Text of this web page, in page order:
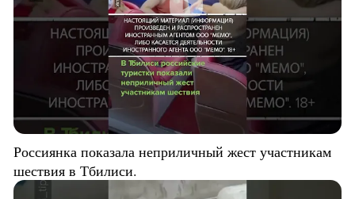
Россиянка показала неприличный жест участникам
шествия в Тбилиси.